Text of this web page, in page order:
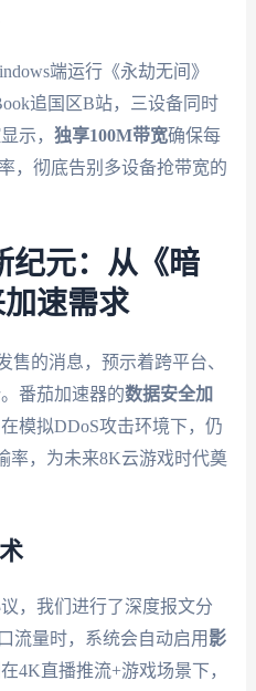
端运行《永劫无间》
追国区B站，三设备同时
示， 独享100M带宽确保每
，彻底告别多设备抢带宽的
纪元：从《暗
速需求
售的消息，预示着跨平台、
番茄加速器的数据安全加
模拟DDoS攻击环境下，仍
率，为未来8K云游戏时代奠
，我们进行了深度报文分
流量时，系统会自动启用 影
4K直播推流+游戏场景下，